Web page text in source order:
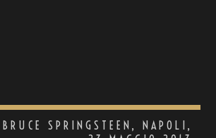
BRUCE SPRINGSTEEN, NAPOLI,